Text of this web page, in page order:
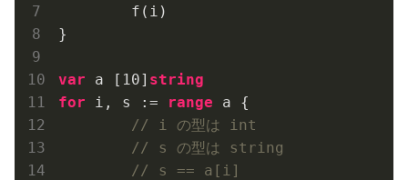
}
var a [ 10] string
for i, s := range a {
// i の型は int
// s の型は string
// s == a[i]